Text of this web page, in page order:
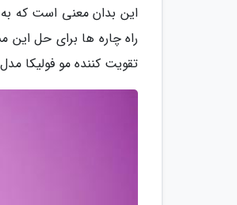
این بدان معنی است که
راه چاره ها برای حل
تقویت کننده مو فولیکا مدل Arginine B را آنالیز می کنیم. با ما همراه باشید.